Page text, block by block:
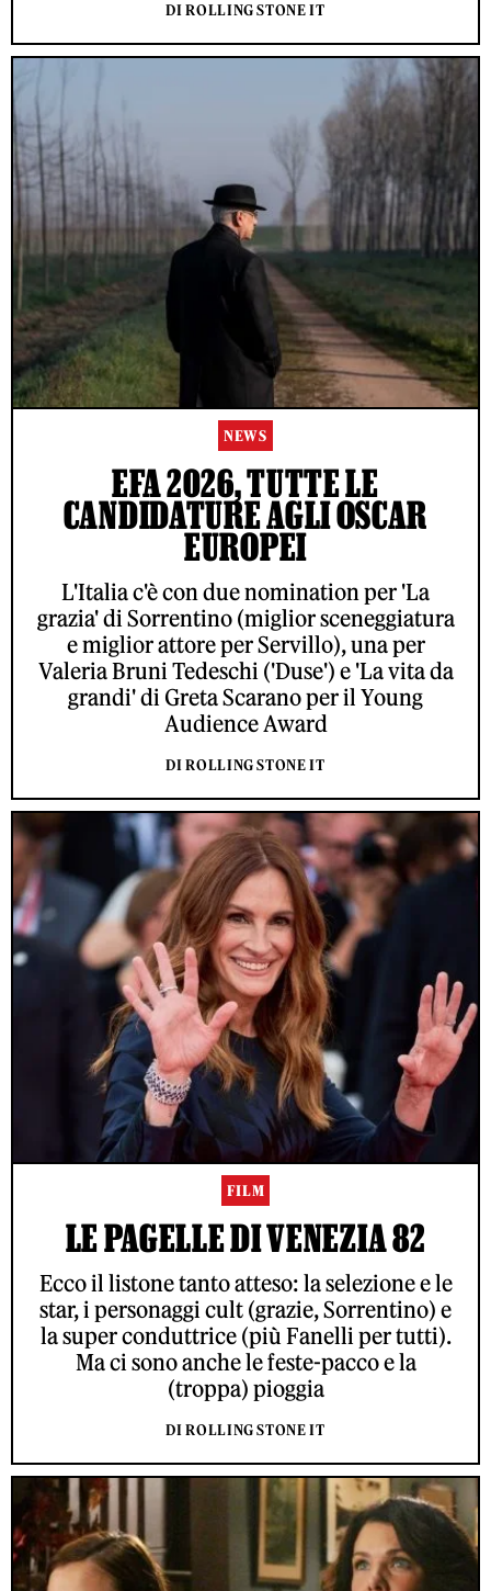
DI ROLLING STONE IT
NEWS
EFA 2026, TUTTE LE
CANDIDATURE AGLI OSCAR
EUROPEI
L'Italia c'è con due nomination per 'La
grazia' di Sorrentino (miglior sceneggiatura
e miglior attore per Servillo), una per
Valeria Bruni Tedeschi ('Duse') e 'La vita da
grandi' di Greta Scarano per il Young
Audience Award
DI ROLLING STONE IT
FILM
LE PAGELLE DI VENEZIA 82
Ecco il listone tanto atteso: la selezione e le
star, i personaggi cult (grazie, Sorrentino) e
la super conduttrice (più Fanelli per tutti).
Ma ci sono anche le feste-pacco e la
(troppa) pioggia
DI ROLLING STONE IT